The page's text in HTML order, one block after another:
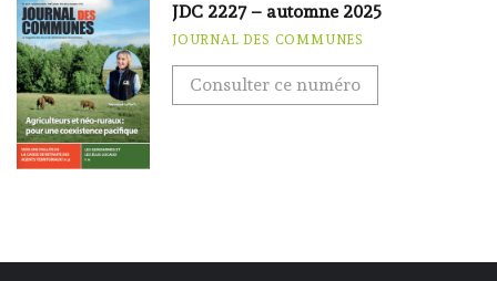
JDC 2227 – automne 2025
JOURNAL DES COMMUNES
Consulter ce numéro